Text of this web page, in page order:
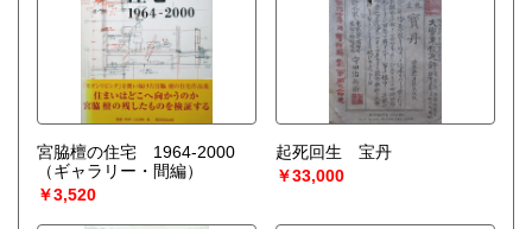
宮脇檀の住宅 1964-2000
（ギャラリー・間編）
￥3,520
起死回生 宝丹
￥33,000